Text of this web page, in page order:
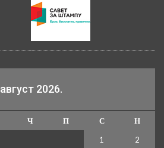
август 2026.
Ч П С
Н
1
2